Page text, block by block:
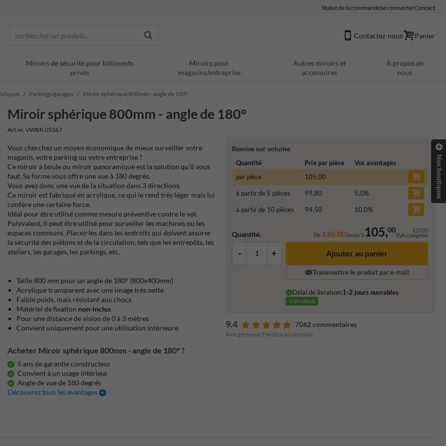
Statut de la commandeSe connecterContact
rechercher un produit... Contactez-nous Panier
Miroirs de sécurité pour bâtiments
privés
Miroirs pour
magasins/entreprise
Autres miroirs et
accessoires
À propos de
nous
Parkings/garages Miroir sphérique 800mm - angle de 180°
Miroir sphérique 800mm - angle de 180°
Art.nr. VWBR.05367
Remise sur volume
Quantité Prix par pièce
Vos avantages
par pièce
105,00
à partir de 5 pièces 99,80 5,0%
à partir de 10 pièces 94,50 10,0%
Quantité: De110,00 jusqu'à 105,00 127,05
TVA comprise
- + Ajouter au panier
Transmettre le produit par e-mail
Délai de livraison:1-2 jours ouvrables
✓en stock
9.4 7062 commentaires
Avis gérés par FeedbackCompany
Vous cherchez un moyen économique de mieux surveiller votre
magasin, votre parking ou votre entreprise ?
Ce miroir à boule ou miroir panoramique est la solution qu'il vous
faut. Sa forme vous offre une vue à 180 degrés.
Vous avez donc une vue de la situation dans 3 directions.
Ce miroir est fabriqué en acrylique, ce qui le rend très léger mais lui
confère une certaine force.
Idéal pour être utilisé comme mesure préventive contre le vol.
Polyvalent, il peut être utilisé pour surveiller les machines ou les
espaces communs. Placez-les dans les endroits qui doivent assurer
la sécurité des piétons et de la circulation, tels que les entrepôts, les
ateliers, les garages, les parkings, etc.
Taille 800 mm pour un angle de 180° (800x400mm)
Acrylique transparent avec une image très nette
Faible poids, mais résistant aux chocs
Matériel de fixation non-inclus
Pour une distance de vision de 0 à 3 mètres
Convient uniquement pour une utilisation intérieure
Acheter Miroir sphérique 800mm - angle de 180° ?
5 ans de garantie constructeur
Convient à un usage intérieur
Angle de vue de 180 degrés
Découvrez tous les avantages
Nos boutiques